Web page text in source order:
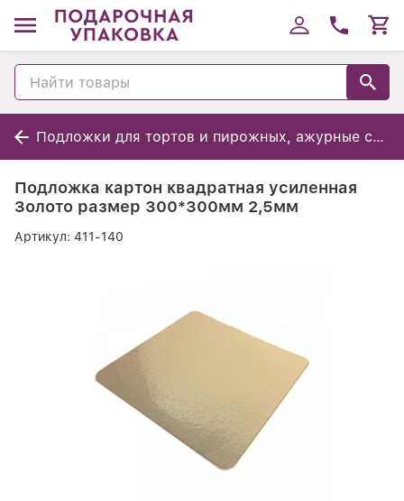
Подложки для тортов и пирожных, ажурные салфетки
Подложка картон квадратная усиленная
Золото размер 300*300мм 2,5мм
Артикул: 411-140